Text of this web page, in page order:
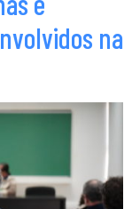
na